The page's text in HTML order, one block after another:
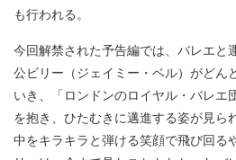
も行われる。
今回解禁された予告編では、バレエと
公ビリー（ジェイミー・ベル）がどん
いき、「ロンドンのロイヤル・バレエ
を抱き、ひたむきに邁進する姿が見ら
中をキラキラと弾ける笑顔で飛び回る